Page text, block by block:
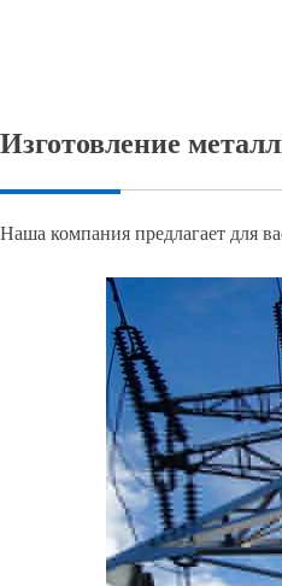
Изготовление
Наша компания предлагает для